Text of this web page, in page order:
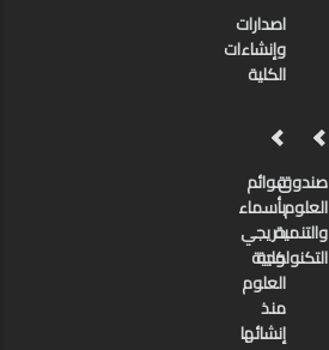
اصدارات
وإنشاءات
الكلية
صندوق
العلوم
والتنمية
التكنولوجية
قوائم
بأسماء
خريجي
كلية
العلوم
منذ
إنشائها